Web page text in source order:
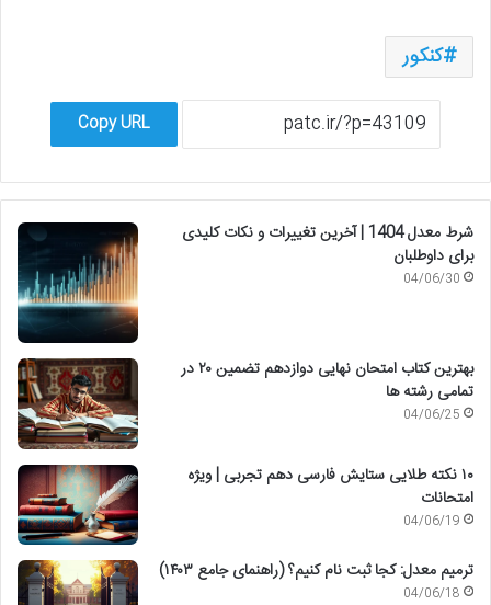
کنکور
Copy URL
شرط معدل 1404 | آخرین تغییرات و نکات کلیدی
برای داوطلبان
04/06/30
بهترین کتاب امتحان نهایی دوازدهم تضمین ۲۰ در
تمامی رشته ها
04/06/25
۱۰ نکته طلایی ستایش فارسی دهم تجربی | ویژه
امتحانات
04/06/19
ترمیم معدل: کجا ثبت نام کنیم؟ (راهنمای جامع ۱۴۰۳)
04/06/18